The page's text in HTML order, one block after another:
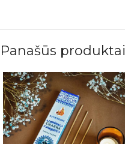
Panašūs produktai